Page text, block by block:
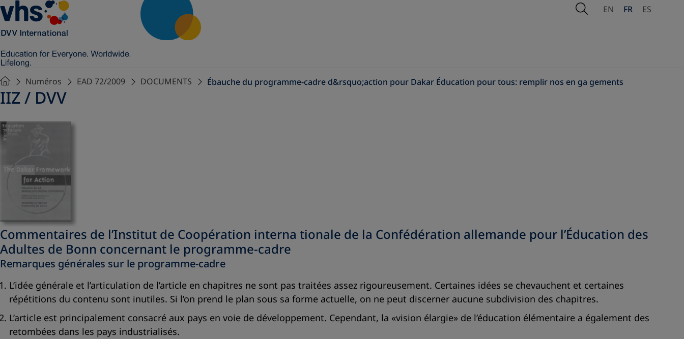
Open Search
EN FR ES
Numéros EAD 72/2009 DOCUMENTS Ébauche du programme-cadre d&rsquo;action pour Dakar Éducation pour tous: remplir nos en ga gements
IIZ / DVV
Commentaires de l’Institut de Coopération interna tionale de la Confédération allemande pour l’Éducation des
Adultes de Bonn concernant le programme-cadre
Remarques générales sur le programme-cadre
L’idée générale et l’articulation de l’article en chapitres ne sont pas traitées assez rigoureusement. Certaines idées se chevauchent et certaines
répétitions du contenu sont inutiles. Si l’on prend le plan sous sa forme actuelle, on ne peut discerner aucune subdivision des chapitres.
L’article est principalement consacré aux pays en voie de développement. Cependant, la «vision élargie» de l’éducation élémentaire a également des
retombées dans les pays industrialisés.